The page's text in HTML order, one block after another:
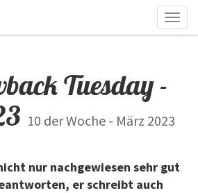
Tuesday -
10 der Woche - März 2023
nur nachgewiesen sehr gut
er schreibt auch